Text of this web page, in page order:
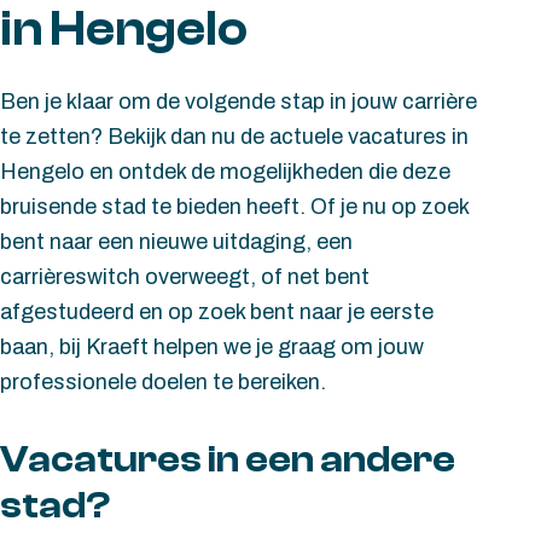
in Hengelo
Ben je klaar om de volgende stap in jouw carrière
te zetten? Bekijk dan nu de actuele vacatures in
Hengelo en ontdek de mogelijkheden die deze
bruisende stad te bieden heeft. Of je nu op zoek
bent naar een nieuwe uitdaging, een
carrièreswitch overweegt, of net bent
afgestudeerd en op zoek bent naar je eerste
baan, bij Kraeft helpen we je graag om jouw
professionele doelen te bereiken.
Vacatures in een andere
stad?